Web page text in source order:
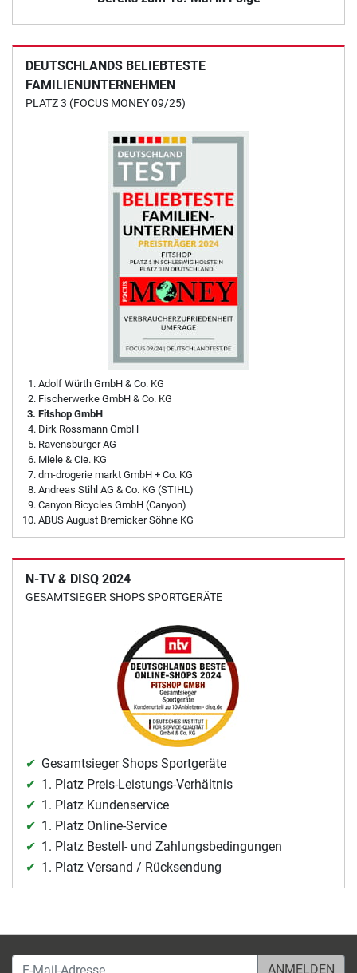
DEUTSCHLANDS BELIEBTESTE
FAMILIENUNTERNEHMEN
PLATZ 3 (FOCUS MONEY 09/25)
Adolf Würth GmbH & Co. KG
Fischerwerke GmbH & Co. KG
Fitshop GmbH
Dirk Rossmann GmbH
Ravensburger AG
Miele & Cie. KG
dm-drogerie markt GmbH + Co. KG
Andreas Stihl AG & Co. KG (STIHL)
Canyon Bicycles GmbH (Canyon)
ABUS August Bremicker Söhne KG
N-TV & DISQ 2024
GESAMTSIEGER SHOPS SPORTGERÄTE
Gesamtsieger Shops Sportgeräte
1. Platz Preis-Leistungs-Verhältnis
1. Platz Kundenservice
1. Platz Online-Service
1. Platz Bestell- und Zahlungsbedingungen
1. Platz Versand / Rücksendung
E-Mail-Adresse